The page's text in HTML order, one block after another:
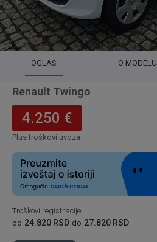
OGLAS O MODELU
Renault Twingo
4.250 €
Plus troškovi uvoza
Troškovi registracije:
od 24.820 RSD do 27.820 RSD